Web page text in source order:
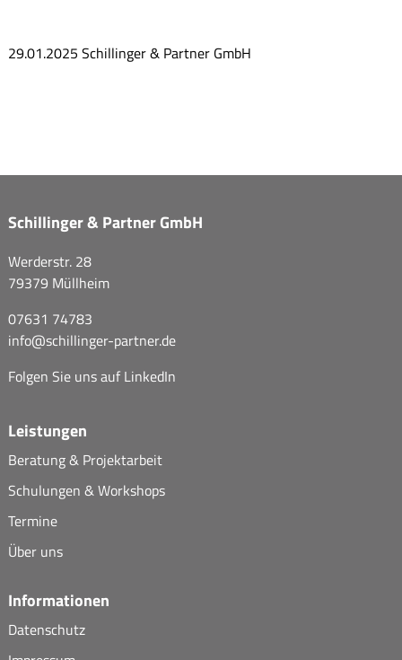
29.01.2025 Schillinger & Partner GmbH
Schillinger & Partner GmbH
Werderstr. 28
79379 Müllheim
07631 74783
info@schillinger-partner.de
Folgen Sie uns auf LinkedIn
Leistungen
Beratung & Projektarbeit
Schulungen & Workshops
Termine
Über uns
Informationen
Datenschutz